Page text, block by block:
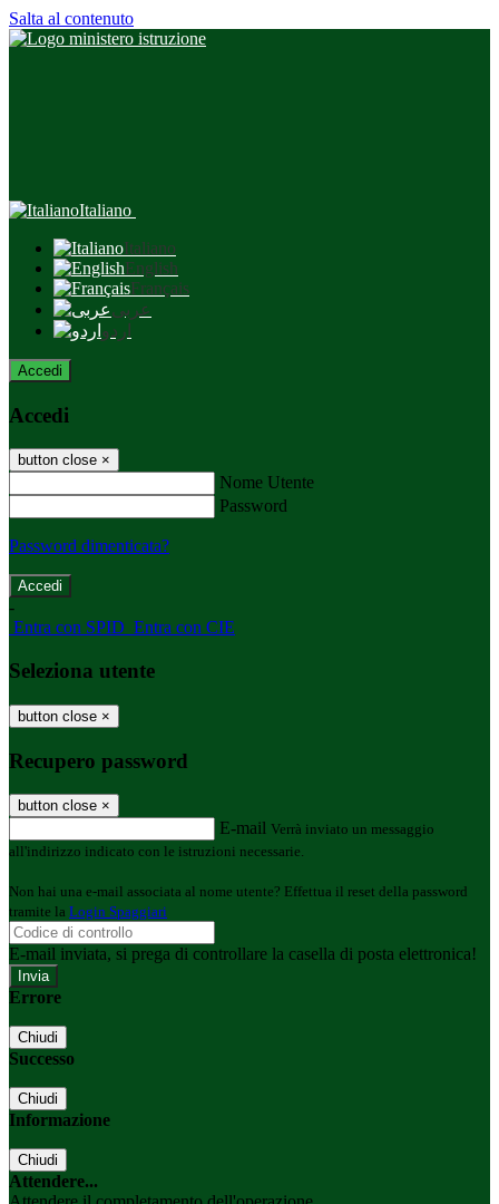
Salta al contenuto
Italiano
Italiano
English
Français
عربى
اردو
Accedi
Accedi
button close ×
Nome Utente
Password
Password dimenticata?
-
Entra con SPID Entra con CIE
Seleziona utente
button close ×
Recupero password
button close ×
E-mail Verrà inviato un messaggio
all'indirizzo indicato con le istruzioni necessarie.
Non hai una e-mail associata al nome utente? Effettua il reset della password
tramite la Login Spaggiari
E-mail inviata, si prega di controllare la casella di posta elettronica!
Errore
Chiudi
Successo
Chiudi
Informazione
Chiudi
Attendere...